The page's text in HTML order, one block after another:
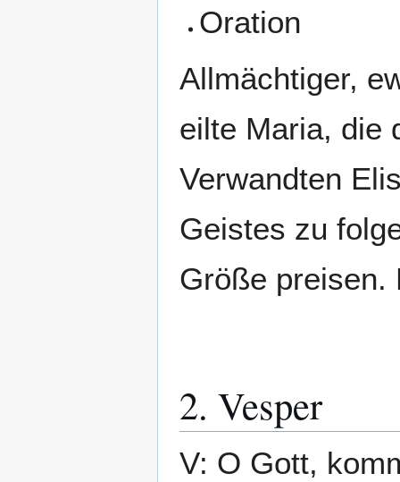
Oration
Allmächtiger,
eilte Maria, die
Verwandten
Geistes zu
Größe preisen.
2. Vesper
V: O Gott,